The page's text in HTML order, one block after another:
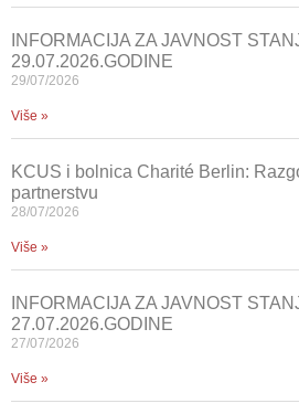
INFORMACIJA ZA JAVNOST
29.07.2026.GODINE
29/07/2026
Više »
KCUS i bolnica Charité Berlin:
partnerstvu
28/07/2026
Više »
INFORMACIJA ZA JAVNOST
27.07.2026.GODINE
27/07/2026
Više »